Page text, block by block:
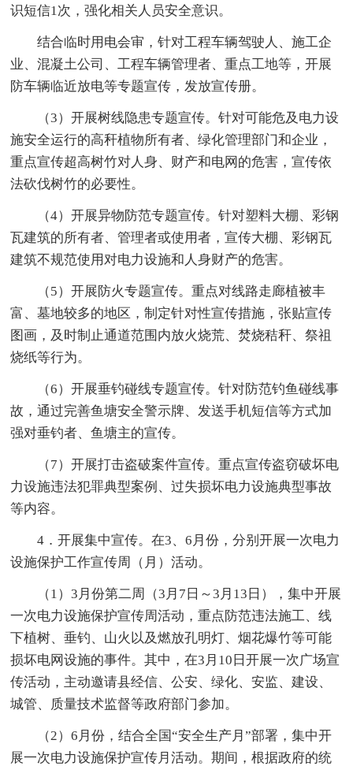
识短信1次，强化相关人员安全意识。
结合临时用电会审，针对工程车辆驾驶人、施工企
业、混凝土公司、工程车辆管理者、重点工地等，开展
防车辆临近放电等专题宣传，发放宣传册。
（3）开展树线隐患专题宣传。针对可能危及电力设
施安全运行的高秆植物所有者、绿化管理部门和企业，
重点宣传超高树竹对人身、财产和电网的危害，宣传依
法砍伐树竹的必要性。
（4）开展异物防范专题宣传。针对塑料大棚、彩钢
瓦建筑的所有者、管理者或使用者，宣传大棚、彩钢瓦
建筑不规范使用对电力设施和人身财产的危害。
（5）开展防火专题宣传。重点对线路走廊植被丰
富、墓地较多的地区，制定针对性宣传措施，张贴宣传
图画，及时制止通道范围内放火烧荒、焚烧秸秆、祭祖
烧纸等行为。
（6）开展垂钓碰线专题宣传。针对防范钓鱼碰线事
故，通过完善鱼塘安全警示牌、发送手机短信等方式加
强对垂钓者、鱼塘主的宣传。
（7）开展打击盗破案件宣传。重点宣传盗窃破坏电
力设施违法犯罪典型案例、过失损坏电力设施典型事故
等内容。
4．开展集中宣传。在3、6月份，分别开展一次电力
设施保护工作宣传周（月）活动。
（1）3月份第二周（3月7日～3月13日），集中开展
一次电力设施保护宣传周活动，重点防范违法施工、线
下植树、垂钓、山火以及燃放孔明灯、烟花爆竹等可能
损坏电网设施的事件。其中，在3月10日开展一次广场宣
传活动，主动邀请县经信、公安、绿化、安监、建设、
城管、质量技术监督等政府部门参加。
（2）6月份，结合全国“安全生产月”部署，集中开
展一次电力设施保护宣传月活动。期间，根据政府的统